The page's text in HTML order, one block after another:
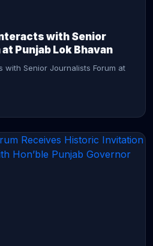
with Senior
Punjab Lok Bhavan
with Senior Journalists Forum at